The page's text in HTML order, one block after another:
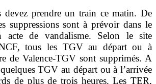
prendre un train ce matin. De
suppressions sont à prévoir dans le
acte de vandalisme. Selon le site
tous les TGV au départ ou à
de Valence-TGV sont supprimés. A
TGV au départ ou à l’arrivée
de plus de trois heures. Les TER,